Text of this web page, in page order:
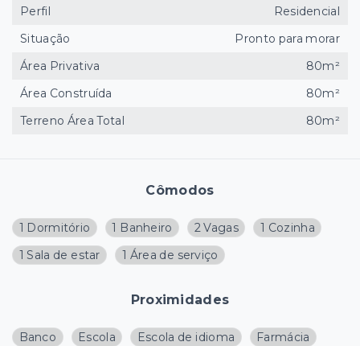
Cômodos
1 Dormitório 1 Banheiro 2 Vagas
1 Cozinha
1 Sala de estar
1 Área de serviço
Proximidades
Banco Escola Escola de idioma
Farmácia
Perfil
Residencial
Situação
Pronto para morar
Área Privativa
80m²
Área Construída
80m²
Terreno Área Total
80m²